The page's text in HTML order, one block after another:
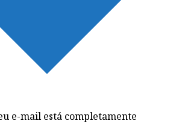
e-mail está completamente